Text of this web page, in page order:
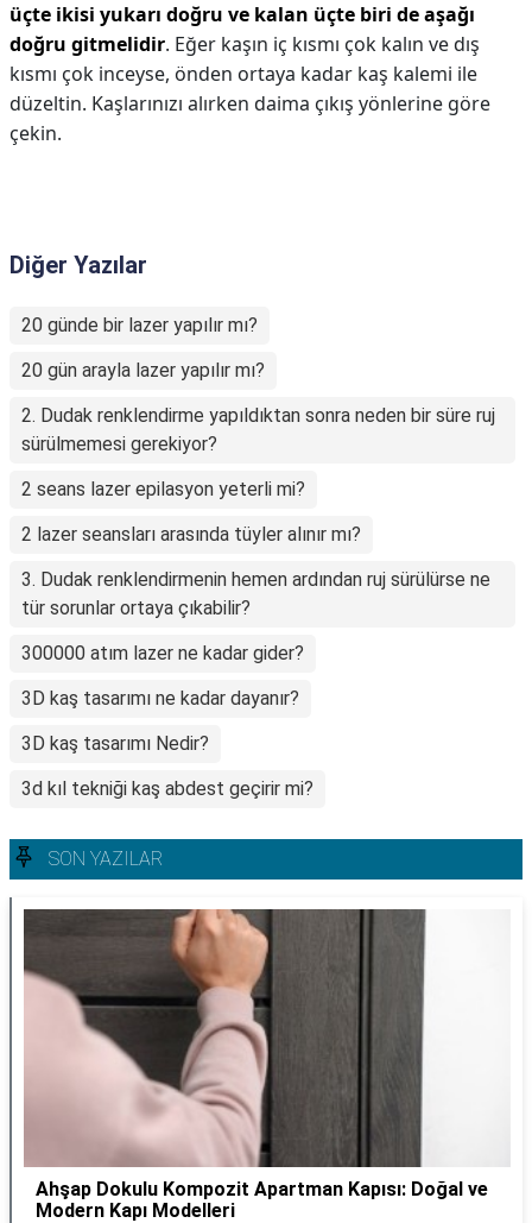
üçte ikisi yukarı doğru ve kalan üçte biri de aşağı
doğru gitmelidir. Eğer kaşın iç kısmı çok kalın ve dış
kısmı çok inceyse, önden ortaya kadar kaş kalemi ile
düzeltin. Kaşlarınızı alırken daima çıkış yönlerine göre
çekin.
Diğer Yazılar
20 günde bir lazer yapılır mı?
20 gün arayla lazer yapılır mı?
2. Dudak renklendirme yapıldıktan sonra neden bir süre ruj
sürülmemesi gerekiyor?
2 seans lazer epilasyon yeterli mi?
2 lazer seansları arasında tüyler alınır mı?
3. Dudak renklendirmenin hemen ardından ruj sürülürse ne
tür sorunlar ortaya çıkabilir?
300000 atım lazer ne kadar gider?
3D kaş tasarımı ne kadar dayanır?
3D kaş tasarımı Nedir?
3d kıl tekniği kaş abdest geçirir mi?
SON YAZILAR
Ahşap Dokulu Kompozit Apartman Kapısı: Doğal ve
Modern Kapı Modelleri